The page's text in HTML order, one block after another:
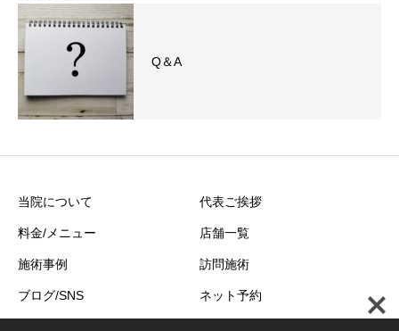
Q＆A
当院について 代表ご挨拶
料金/メニュー 店舗一覧
施術事例 訪問施術
ブログ/SNS ネット予約